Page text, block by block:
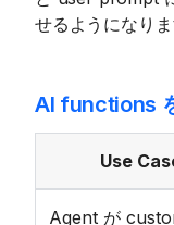
せるようになりま
AI functions
Use
Agent が